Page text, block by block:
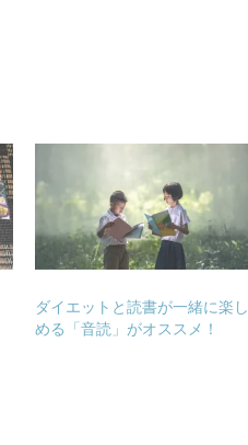
ダイエットと読書が一緒に楽し
める「音読」がオススメ！